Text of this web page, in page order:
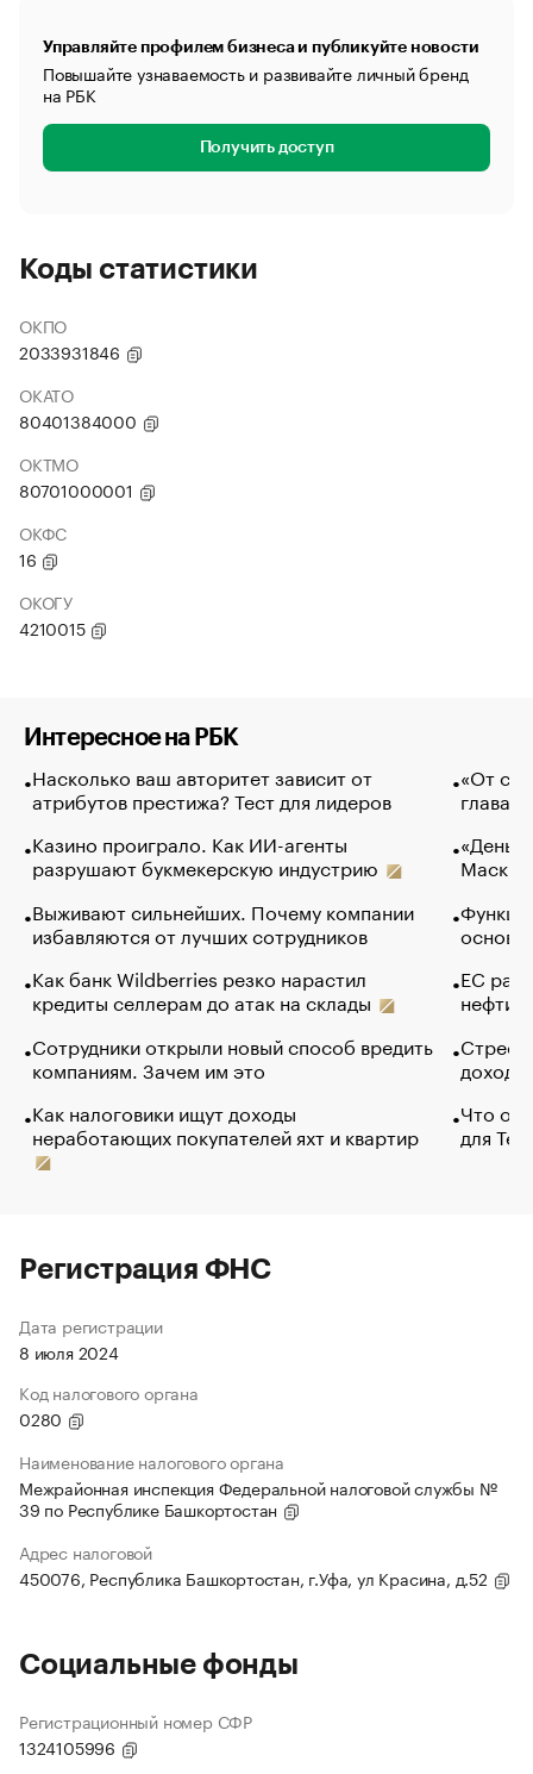
Управляйте профилем бизнеса и публикуйте новости
Повышайте узнаваемость и развивайте личный бренд
на РБК
Получить доступ
Коды статистики
ОКПО
2033931846
ОКАТО
80401384000
ОКТМО
80701000001
ОКФС
16
ОКОГУ
4210015
Интересное на РБК
Насколько ваш авторитет зависит от
атрибутов престижа? Тест для лидеров
Казино проиграло. Как ИИ-агенты
разрушают букмекерскую индустрию
Выживают сильнейших. Почему компании
избавляются от лучших сотрудников
Как банк Wildberries резко нарастил
кредиты селлерам до атак на склады
Сотрудники открыли новый способ вредить
компаниям. Зачем им это
Как налоговики ищут доходы
неработающих покупателей яхт и квартир
«От
глава
Маск в
основ
ЕС
нефти
Что
для
Регистрация ФНС
Дата регистрации
8 июля 2024
Код налогового органа
0280
Наименование налогового органа
Межрайонная инспекция Федеральной налоговой службы №
39 по Республике Башкортостан
Адрес налоговой
450076, Республика Башкортостан, г.Уфа, ул Красина, д.52
Социальные фонды
Регистрационный номер СФР
1324105996